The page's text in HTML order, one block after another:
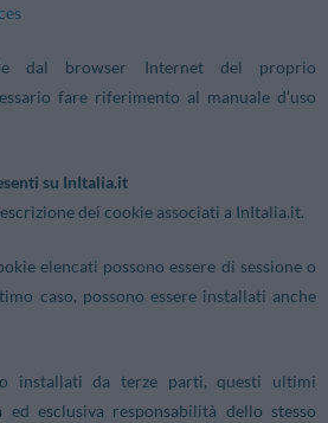
dal browser Internet del proprio
fare riferimento al manuale d’uso
su InItalia.it
dei cookie associati a InItalia.it.
elencati possono essere di sessione o
caso, possono essere installati anche
installati da terze parti, questi ultimi
esclusiva responsabilità dello stesso